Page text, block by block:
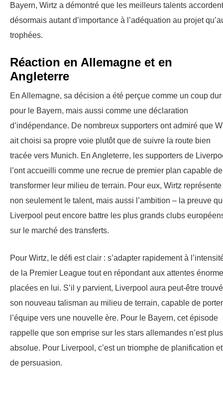
Bayern, Wirtz a démontré que les meilleurs talents accordent
désormais autant d’importance à l’adéquation au projet
trophées.
Réaction en Allemagne et en
Angleterre
En Allemagne, sa décision a été perçue comme un coup dur
pour le Bayern, mais aussi comme une déclaration
d’indépendance. De nombreux supporters ont admiré que
ait choisi sa propre voie plutôt que de suivre la route bien
tracée vers Munich. En Angleterre, les supporters de
l’ont accueilli comme une recrue de premier plan capable de
transformer leur milieu de terrain. Pour eux, Wirtz représente
non seulement le talent, mais aussi l’ambition – la preuve
Liverpool peut encore battre les plus grands clubs
sur le marché des transferts.
Pour Wirtz, le défi est clair : s’adapter rapidement à
de la Premier League tout en répondant aux attentes
placées en lui. S’il y parvient, Liverpool aura peut-être trouvé
son nouveau talisman au milieu de terrain, capable de porter
l’équipe vers une nouvelle ère. Pour le Bayern, cet épisode
rappelle que son emprise sur les stars allemandes n’est plus
absolue. Pour Liverpool, c’est un triomphe de planification et
de persuasion.